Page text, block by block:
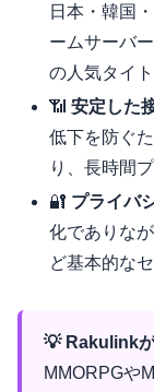
日本・韓国
ームサーバ
の人気タイ
📶安定した
低下を防ぐ
り、長時間
🔐 プライバ
化でありな
ど基本的な
💡 Rakulink
MMORPGや